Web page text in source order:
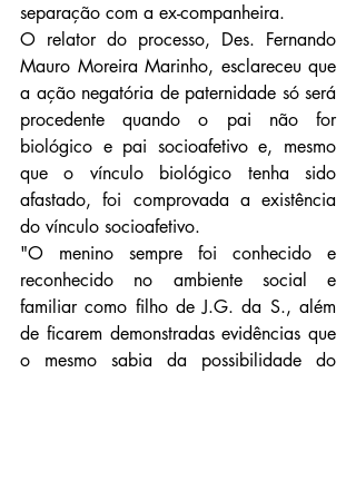
separação com a ex-companheira.
O relator do processo, Des. Fernando
Mauro Moreira Marinho, esclareceu que
a ação negatória de paternidade só será
procedente quando o pai não for
biológico e pai socioafetivo e, mesmo
que o vínculo biológico tenha sido
afastado, foi comprovada a existência
do vínculo socioafetivo.
"O menino sempre foi conhecido e
reconhecido no ambiente social e
familiar como filho de J.G. da S., além
de ficarem demonstradas evidências que
o mesmo sabia da possibilidade do